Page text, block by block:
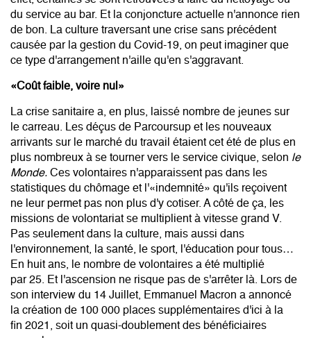
du service au bar. Et la conjoncture actuelle n'annonce rien
de bon. La culture traversant une crise sans précédent
causée par la gestion du Covid-19, on peut imaginer que
ce type d'arrangement n'aille qu'en s'aggravant.
«Coût faible, voire nul»
La crise sanitaire a, en plus, laissé nombre de jeunes sur
le carreau. Les déçus de Parcoursup et les nouveaux
arrivants sur le marché du travail étaient cet été de plus en
plus nombreux à se tourner vers le service civique, selon le
Monde. Ces volontaires n'apparaissent pas dans les
statistiques du chômage et l'«indemnité» qu'ils reçoivent
ne leur permet pas non plus d'y cotiser. A côté de ça, les
missions de volontariat se multiplient à vitesse grand V.
Pas seulement dans la culture, mais aussi dans
l'environnement, la santé, le sport, l'éducation pour tous…
En huit ans, le nombre de volontaires a été multiplié
par 25. Et l'ascension ne risque pas de s'arrêter là. Lors de
son interview du 14 Juillet, Emmanuel Macron a annoncé
la création de 100 000 places supplémentaires d'ici à la
fin 2021, soit un quasi-doublement des bénéficiaires